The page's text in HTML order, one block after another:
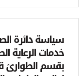
سياسة دائرة
خدمات الرعاية
بقسم